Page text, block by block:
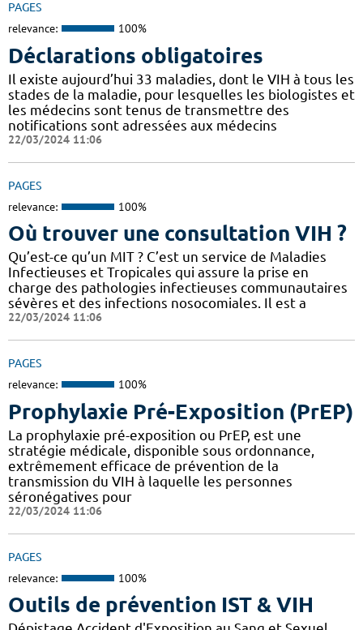
PAGES
relevance: 100%
Déclarations obligatoires
Il existe aujourd’hui 33 maladies, dont le VIH à tous les
stades de la maladie, pour lesquelles les biologistes et
les médecins sont tenus de transmettre des
notifications sont adressées aux médecins
22/03/2024 11:06
PAGES
relevance: 100%
Où trouver une consultation VIH ?
Qu’est-ce qu’un MIT ? C’est un service de Maladies
Infectieuses et Tropicales qui assure la prise en
charge des pathologies infectieuses communautaires
sévères et des infections nosocomiales. Il est a
22/03/2024 11:06
PAGES
relevance: 100%
Prophylaxie Pré-Exposition (PrEP)
La prophylaxie pré-exposition ou PrEP, est une
stratégie médicale, disponible sous ordonnance,
extrêmement efficace de prévention de la
transmission du VIH à laquelle les personnes
séronégatives pour
22/03/2024 11:06
PAGES
relevance: 100%
Outils de prévention IST & VIH